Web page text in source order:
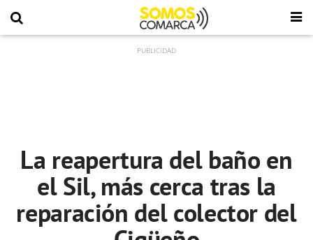
La reapertura del baño en
el Sil, más cerca tras la
reparación del colector del